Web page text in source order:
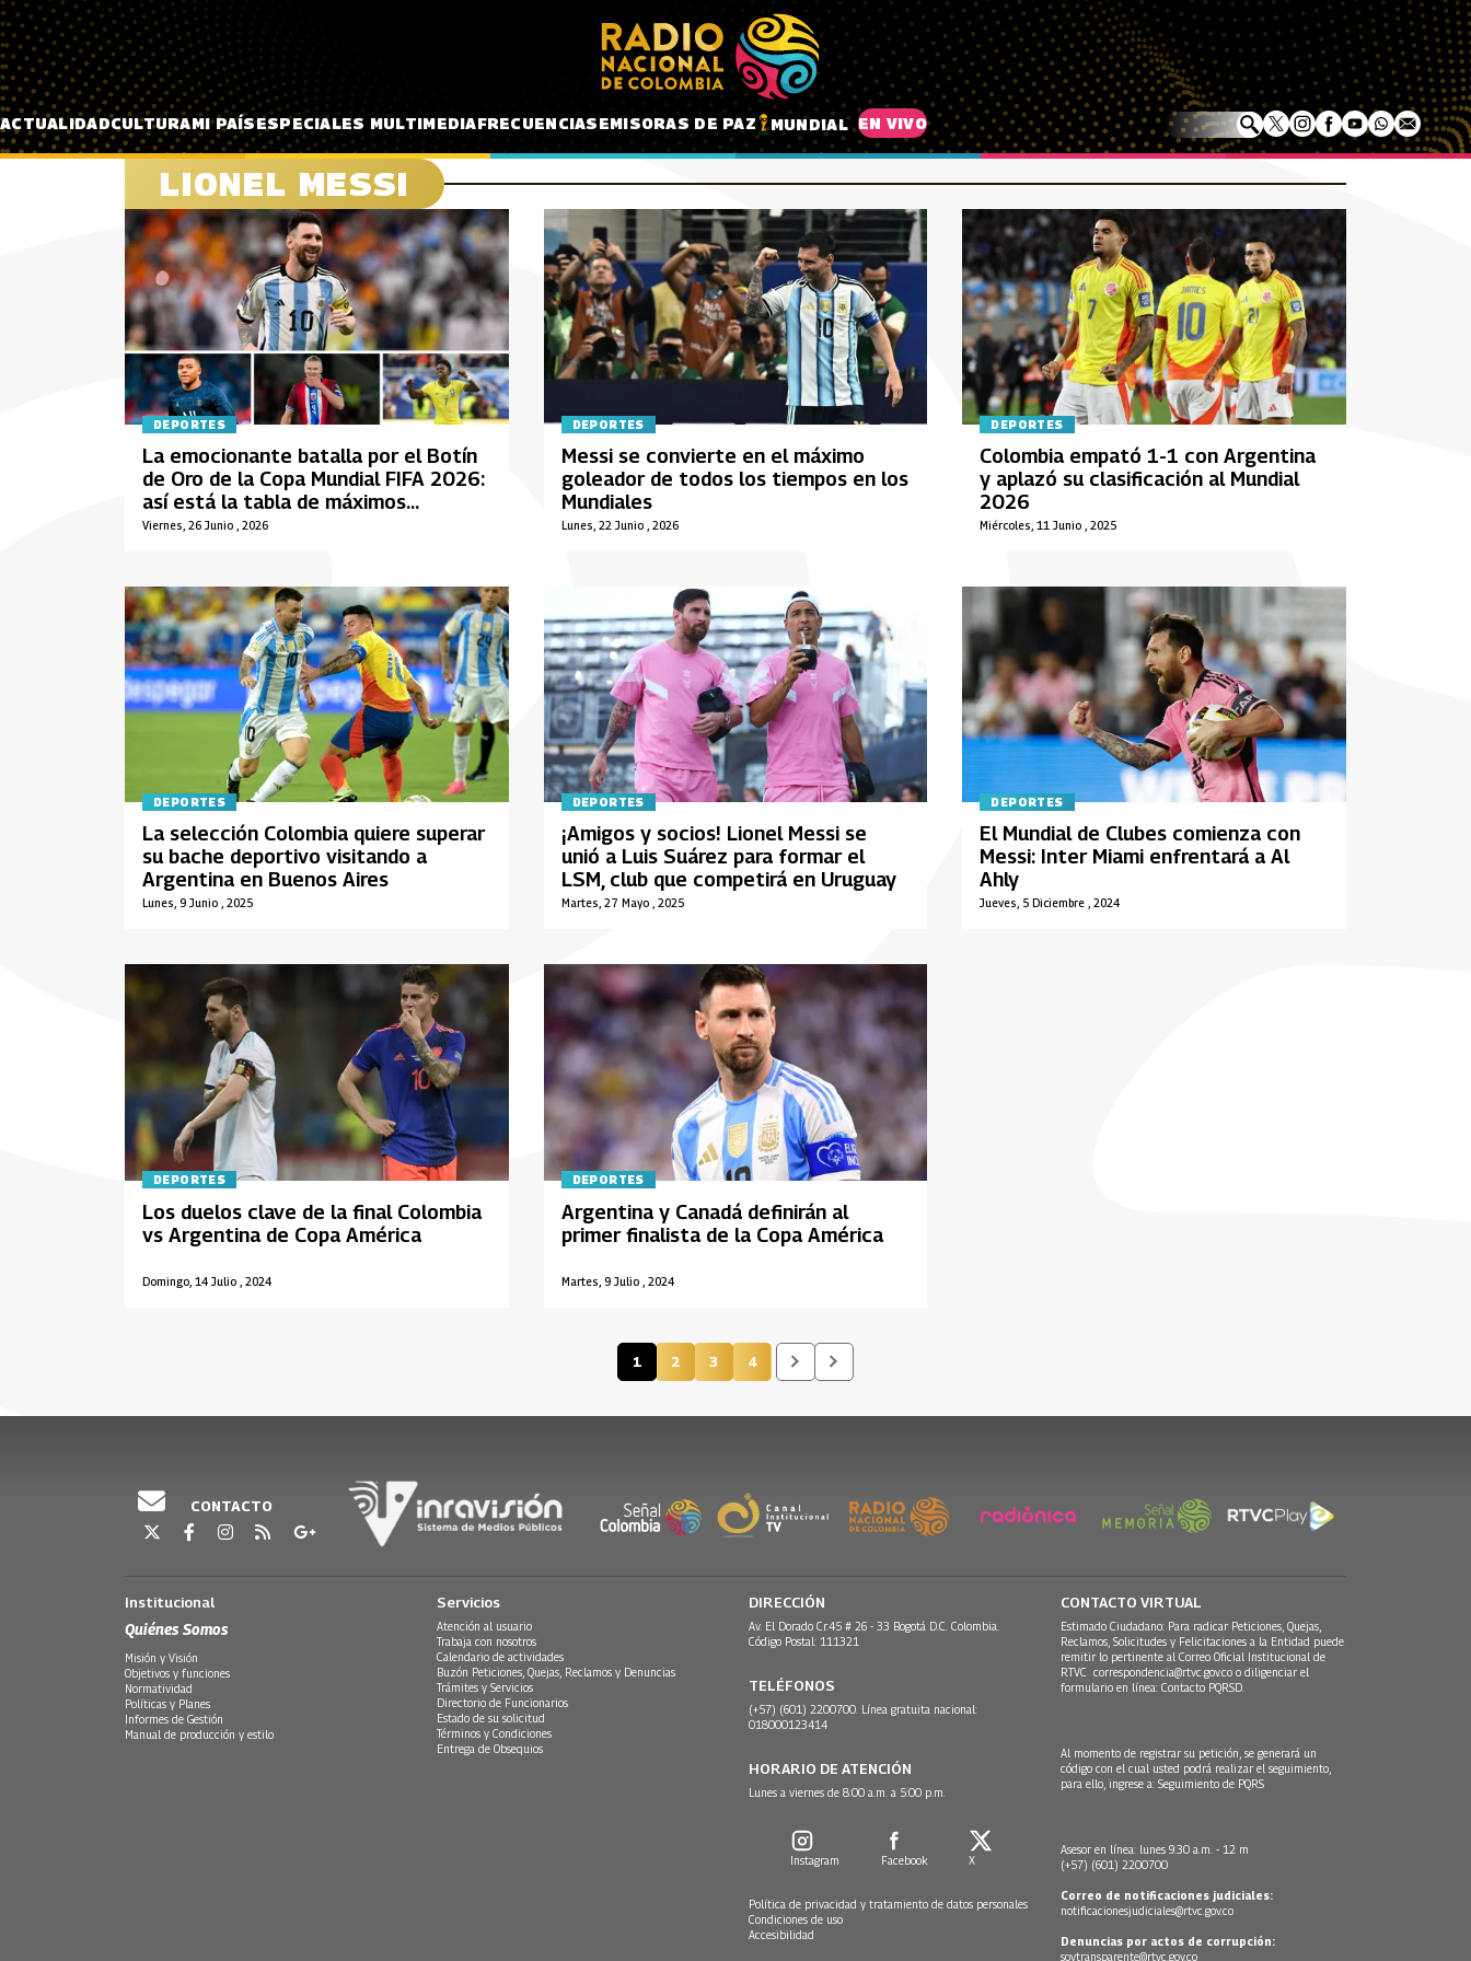
Pasar al contenido principal
ACTUALIDADCULTURAMI PAÍSESPECIALES MULTIMEDIAFRECUENCIASEMISORAS DE PAZ MUNDIAL EN VIVO
LIONEL MESSI
DEPORTES
Viernes, 26 Junio , 2026
La emocionante batalla por el Botín
de Oro de la Copa Mundial FIFA 2026:
así está la tabla de máximos
goleadores
DEPORTES
Lunes, 22 Junio , 2026
Messi se convierte en el máximo
goleador de todos los tiempos en los
Mundiales
DEPORTES
Miércoles, 11 Junio , 2025
Colombia empató 1-1 con Argentina
y aplazó su clasificación al Mundial
2026
DEPORTES
Lunes, 9 Junio , 2025
La selección Colombia quiere superar
su bache deportivo visitando a
Argentina en Buenos Aires
DEPORTES
Martes, 27 Mayo , 2025
¡Amigos y socios! Lionel Messi se
unió a Luis Suárez para formar el
LSM, club que competirá en Uruguay
DEPORTES
Jueves, 5 Diciembre , 2024
El Mundial de Clubes comienza con
Messi: Inter Miami enfrentará a Al
Ahly
DEPORTES
Domingo, 14 Julio , 2024
Los duelos clave de la final Colombia
vs Argentina de Copa América
DEPORTES
Martes, 9 Julio , 2024
Argentina y Canadá definirán al
primer finalista de la Copa América
Página actual
1 Página
2 Página
3 Página
4
CONTACTO
Institucional
Quiénes Somos
Misión y Visión
Objetivos y funciones
Normatividad
Políticas y Planes
Informes de Gestión
Manual de producción y estilo
Servicios
Atención al usuario
Trabaja con nosotros
Calendario de actividades
Buzón Peticiones, Quejas, Reclamos y Denuncias
Trámites y Servicios
Directorio de Funcionarios
Estado de su solicitud
Términos y Condiciones
Entrega de Obsequios
DIRECCIÓN
Av. El Dorado Cr.45 # 26 - 33 Bogotá D.C. Colombia.
Código Postal: 111321
TELÉFONOS
(+57) (601) 2200700. Línea gratuita nacional:
018000123414
HORARIO DE ATENCIÓN
Lunes a viernes de 8:00 a.m. a 5:00 p.m.
Instagram Facebook X
Política de privacidad y tratamiento de datos personales
Condiciones de uso
Accesibilidad
CONTACTO VIRTUAL
Estimado Ciudadano: Para radicar Peticiones, Quejas,
Reclamos, Solicitudes y Felicitaciones a la Entidad puede
remitir lo pertinente al Correo Oficial Institucional de
RTVC correspondencia@rtvc.gov.co o diligenciar el
formulario en línea: Contacto PQRSD.
Al momento de registrar su petición, se generará un
código con el cual usted podrá realizar el seguimiento,
para ello, ingrese a: Seguimiento de PQRS
Asesor en línea: lunes 9:30 a.m. - 12 m
(+57) (601) 2200700
Correo de notificaciones judiciales:
notificacionesjudiciales@rtvc.gov.co
Denuncias por actos de corrupción:
soytransparente@rtvc.gov.co